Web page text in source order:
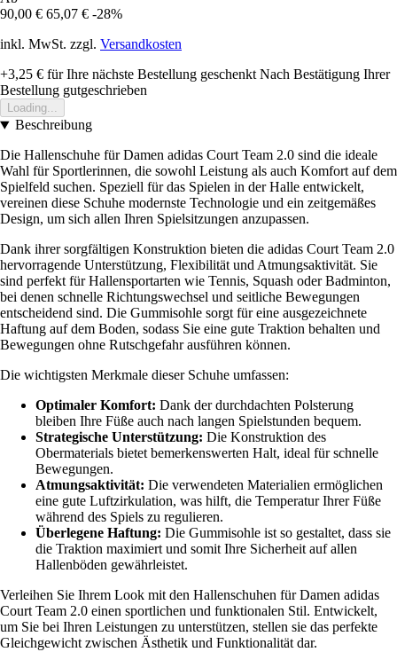
90,00 € 65,07 € -28%
inkl. MwSt. zzgl. Versandkosten
+3,25 € für Ihre nächste Bestellung geschenkt Nach Bestätigung Ihrer
Bestellung gutgeschrieben
Loading...
Beschreibung
Die Hallenschuhe für Damen adidas Court Team 2.0 sind die ideale
Wahl für Sportlerinnen, die sowohl Leistung als auch Komfort auf dem
Spielfeld suchen. Speziell für das Spielen in der Halle entwickelt,
vereinen diese Schuhe modernste Technologie und ein zeitgemäßes
Design, um sich allen Ihren Spielsitzungen anzupassen.
Dank ihrer sorgfältigen Konstruktion bieten die adidas Court Team 2.0
hervorragende Unterstützung, Flexibilität und Atmungsaktivität. Sie
sind perfekt für Hallensportarten wie Tennis, Squash oder Badminton,
bei denen schnelle Richtungswechsel und seitliche Bewegungen
entscheidend sind. Die Gummisohle sorgt für eine ausgezeichnete
Haftung auf dem Boden, sodass Sie eine gute Traktion behalten und
Bewegungen ohne Rutschgefahr ausführen können.
Die wichtigsten Merkmale dieser Schuhe umfassen:
Optimaler Komfort: Dank der durchdachten Polsterung
bleiben Ihre Füße auch nach langen Spielstunden bequem.
Strategische Unterstützung: Die Konstruktion des
Obermaterials bietet bemerkenswerten Halt, ideal für schnelle
Bewegungen.
Atmungsaktivität: Die verwendeten Materialien ermöglichen
eine gute Luftzirkulation, was hilft, die Temperatur Ihrer Füße
während des Spiels zu regulieren.
Überlegene Haftung: Die Gummisohle ist so gestaltet, dass sie
die Traktion maximiert und somit Ihre Sicherheit auf allen
Hallenböden gewährleistet.
Verleihen Sie Ihrem Look mit den Hallenschuhen für Damen adidas
Court Team 2.0 einen sportlichen und funktionalen Stil. Entwickelt,
um Sie bei Ihren Leistungen zu unterstützen, stellen sie das perfekte
Gleichgewicht zwischen Ästhetik und Funktionalität dar.